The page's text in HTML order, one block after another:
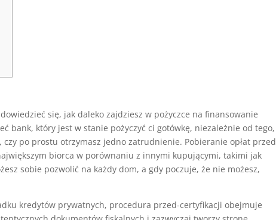
się, jak daleko zajdziesz w pożyczce na finansowanie
bank, który jest w stanie pożyczyć ci gotówkę, niezależnie od tego,
po prostu otrzymasz jedno zatrudnienie. Pobieranie opłat przed
biorca w porównaniu z innymi kupującymi, takimi jak
sobie pozwolić na każdy dom, a gdy poczuje, że nie możesz,
kredytów prywatnych, procedura przed-certyfikacji obejmuje